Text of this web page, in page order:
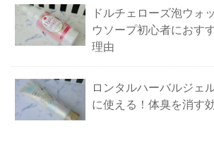
ドルチェローズ泡ウォ
ウソープ初心者におす
理由
ロンタルハーバルジェ
に使える！体臭を消す